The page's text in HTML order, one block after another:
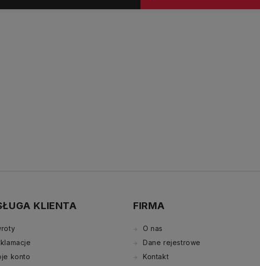
KLIENTA
konto
FIRMA
O nas
Dane rejestrowe
Kontakt